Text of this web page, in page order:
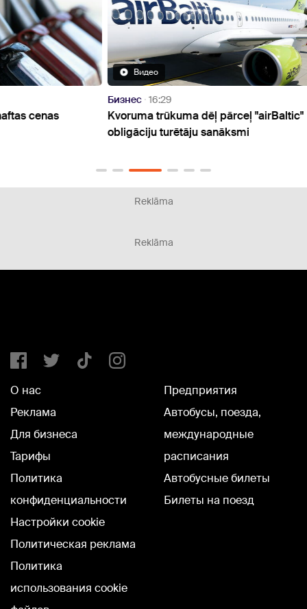
Видео
Kvoruma trūkuma dēļ pārceļ "airBaltic"
obligāciju turētāju sanāksmi
No
Reklāma
Reklāma
О нас
Реклама
Для бизнеса
Тарифы
Политика
конфиденциальности
Настройки cookie
Политическая реклама
Политика
использования cookie
Предприятия
Автобусы, поезда,
международные
расписания
Автобусные билеты
Билеты на поезд